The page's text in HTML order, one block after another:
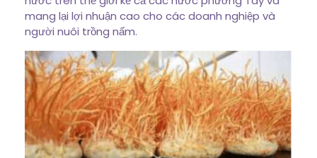
mang lại lợi nhuận cao cho các doanh nghiệp và
người nuôi trồng nấm.